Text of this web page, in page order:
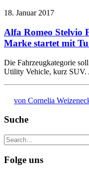
18. Januar 2017
Alfa Romeo Stelvio
Marke startet mit
Die Fahrzeugkategorie
Utility Vehicle, kurz
von Cornelia
Suche
Folge uns